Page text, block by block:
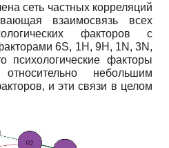
сеть частных корреляций
взаимосвязь всех
факторов с
6S, 1H, 9H, 1N, 3N,
факторы
небольшим
и эти связи в целом